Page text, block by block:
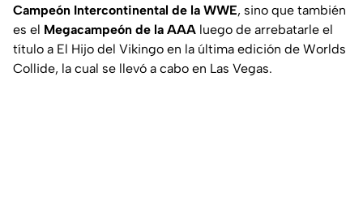
Campeón Intercontinental de la WWE, sino que también
es el Megacampeón de la AAA luego de arrebatarle el
título a El Hijo del Vikingo en la última edición de Worlds
Collide, la cual se llevó a cabo en Las Vegas.